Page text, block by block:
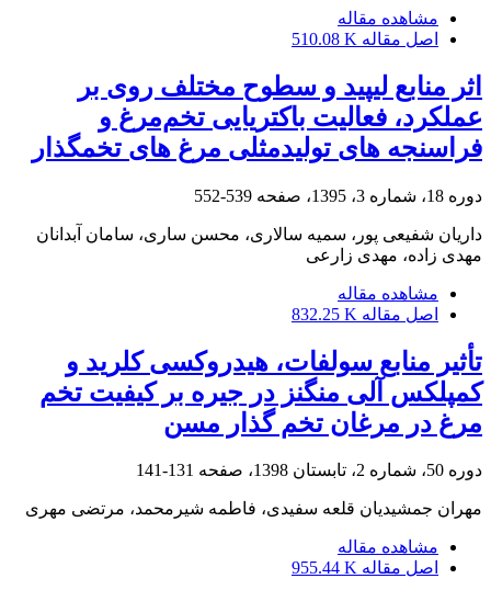
مشاهده مقاله
اصل مقاله 510.08 K
اثر منابع لیپید و سطوح مختلف روی بر
عملکرد، فعالیت باکتریایی تخم‌مرغ و
فراسنجه های تولیدمثلی مرغ های تخمگذار
دوره 18، شماره 3، 1395، صفحه 539-552
داریان شفیعی پور، سمیه سالاری، محسن ساری، سامان آبدانان
مهدی زاده، مهدی زارعی
مشاهده مقاله
اصل مقاله 832.25 K
تأثیر منابع سولفات، هیدروکسی کلرید و
کمپلکس آلی منگنز در جیره بر کیفیت تخم
مرغ در مرغان تخم گذار مسن
دوره 50، شماره 2، تابستان 1398، صفحه 131-141
مهران جمشیدیان قلعه سفیدی، فاطمه شیرمحمد، مرتضی مهری
مشاهده مقاله
اصل مقاله 955.44 K